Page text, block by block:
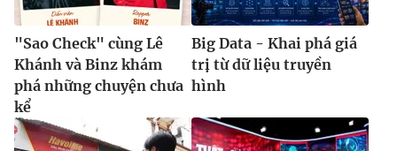
"Sao Check" cùng Lê
Khánh và Binz khám
phá những chuyện chưa
kể
Big Data - Khai phá giá
trị từ dữ liệu truyền
hình